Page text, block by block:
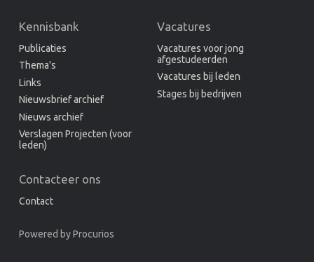
Kennisbank
Publicaties
Thema's
Links
Nieuwsbrief archief
Nieuws archief
Verslagen Projecten (voor
leden)
Vacatures
Vacatures voor jong
afgestudeerden
Vacatures bij leden
Stages bij bedrijven
Contacteer ons
Contact
Powered byProcurios